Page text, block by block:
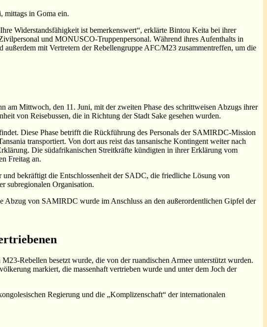
mittags in Goma ein.
Widerstandsfähigkeit ist bemerkenswert“, erklärte Bintou Keita bei ihrer
und MONUSCO-Truppenpersonal. Während ihres Aufenthalts in
mit Vertretern der Rebellengruppe AFC/M23 zusammentreffen, um die
Mittwoch, den 11. Juni, mit der zweiten Phase des schrittweisen Abzugs ihrer
von Reisebussen, die in Richtung der Stadt Sake gesehen wurden.
Diese Phase betrifft die Rückführung des Personals der SAMIRDC-Mission
transportiert. Von dort aus reist das tansanische Kontingent weiter nach
Die südafrikanischen Streitkräfte kündigten in ihrer Erklärung vom
Freitag an.
bekräftigt die Entschlossenheit der SADC, die friedliche Lösung von
subregionalen Organisation.
Abzug von SAMIRDC wurde im Anschluss an den außerordentlichen Gipfel der
Rebellen besetzt wurde, die von der ruandischen Armee unterstützt wurden.
markiert, die massenhaft vertrieben wurde und unter dem Joch der
Regierung und die „Komplizenschaft“ der internationalen